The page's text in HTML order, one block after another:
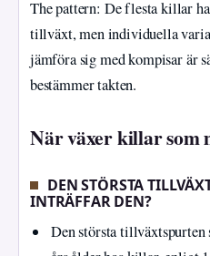
The pattern: De flesta killar
tillväxt, men individuella
jämföra sig med kompisar är
bestämmer takten.
När växer killar som
DEN STÖRSTA
INTRÄFFAR DEN?
Den största